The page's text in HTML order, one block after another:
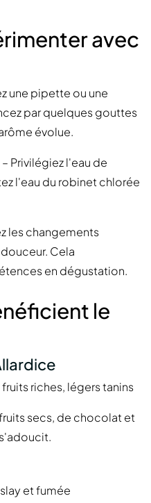
avec
une pipette ou une
par quelques gouttes
évolue.
Privilégiez l'eau de
l'eau du robinet chlorée
les changements
Cela
en dégustation.
le
riches, légers tanins
secs, de chocolat et
et fumée